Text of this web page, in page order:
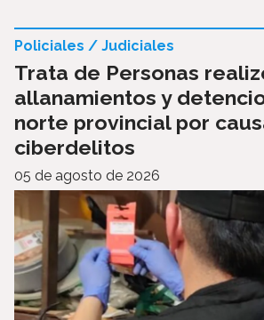
Trata de Personas
allanamientos y
norte provincial por
ciberdelitos
Policiales / Judiciales
05 de agosto de 2026